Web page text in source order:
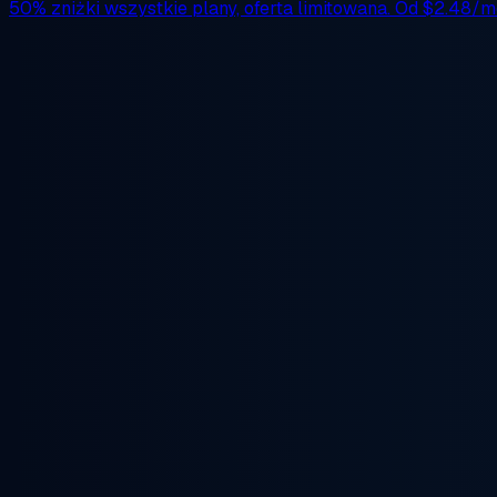
50% zniżki wszystkie plany, oferta limitowana. Od $2.48/